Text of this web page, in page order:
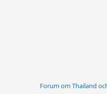
Forum om Thailand